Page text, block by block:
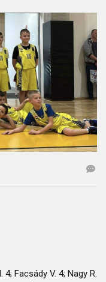
Facsády V. 4; Nagy R.